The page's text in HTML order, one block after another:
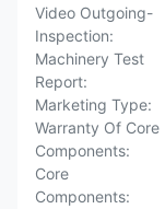
Video Outgoing-
Inspection:
Machinery Test
Report:
Marketing Type:
Warranty Of Core
Components:
Core
Components: